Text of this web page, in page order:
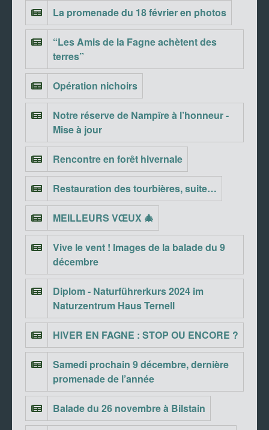
La promenade du 18 février en photos
“Les Amis de la Fagne achètent des
terres”
Opération nichoirs
Notre réserve de Nampîre à l’honneur -
Mise à jour
Rencontre en forêt hivernale
Restauration des tourbières, suite…
MEILLEURS VŒUX 🎄
Vive le vent ! Images de la balade du 9
décembre
Diplom - Naturführerkurs 2024 im
Naturzentrum Haus Ternell
HIVER EN FAGNE : STOP OU ENCORE ?
Samedi prochain 9 décembre, dernière
promenade de l’année
Balade du 26 novembre à Bilstain